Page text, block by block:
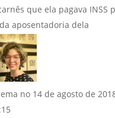
que ela pagava INSS
aposentadoria dela
no 14 de agosto de